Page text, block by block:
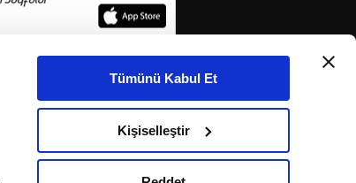
Tümünü Kabul Et
Kişiselleştir